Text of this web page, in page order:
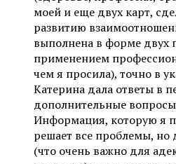
моей и еще двух карт,
развитию
выполнена в форме двух
применением
чем я просила), точно в
Катерина дала ответы в
дополнительные
Информация, которую я
решает все проблемы, но
(что очень важно для